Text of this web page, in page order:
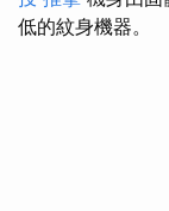
低的紋身機器。